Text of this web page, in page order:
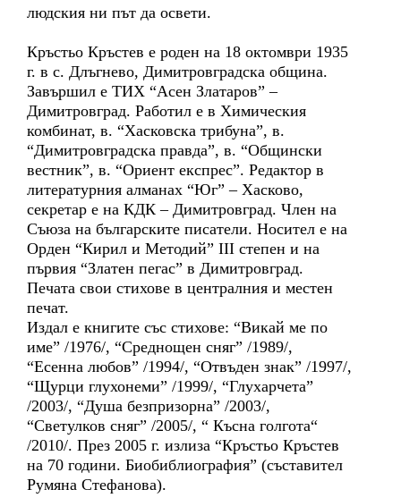
людския ни път да освети.
Кръстьо Кръстев е роден на 18 октомври 1935
г. в с. Длъгнево, Димитровградска община.
Завършил е ТИХ “Асен Златаров” –
Димитровград. Работил е в Химическия
комбинат, в. “Хасковска трибуна”, в.
“Димитровградска правда”, в. “Общински
вестник”, в. “Ориент експрес”. Редактор в
литературния алманах “Юг” – Хасково,
секретар е на КДК – Димитровград. Член на
Съюза на българските писатели. Носител е на
Орден “Кирил и Методий” ІІІ степен и на
първия “Златен пегас” в Димитровград.
Печата свои стихове в централния и местен
печат.
Издал е книгите със стихове: “Викай ме по
име” /1976/, “Среднощен сняг” /1989/,
“Есенна любов” /1994/, “Отвъден знак” /1997/,
“Щурци глухонеми” /1999/, “Глухарчета”
/2003/, “Душа безпризорна” /2003/,
“Светулков сняг” /2005/, “ Късна голгота“
/2010/. През 2005 г. излиза “Кръстьо Кръстев
на 70 години. Биобиблиография” (съставител
Румяна Стефанова).